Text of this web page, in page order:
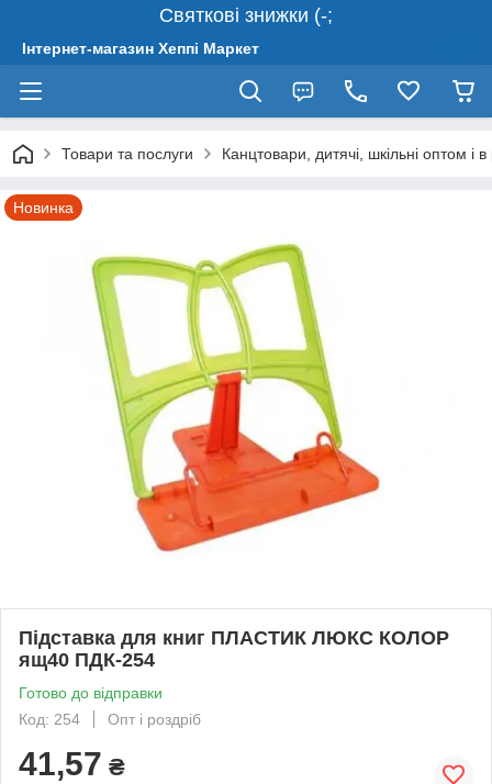
Святкові знижки (-;
Інтернет-магазин Хеппі Маркет
Товари та послуги Канцтовари, дитячі, шкільні оптом і в
Новинка
Підставка для книг ПЛАСТИК ЛЮКС КОЛОР
ящ40 ПДК-254
Готово до відправки
Код: 254
Опт і роздріб
41,57 ₴